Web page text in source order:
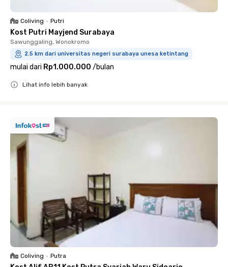
Coliving • Putri
Kost Putri Mayjend Surabaya
Sawunggaling, Wonokromo
2.5 km dari universitas negeri surabaya unesa ketintang
mulai dari Rp1.000.000 /bulan
Lihat info lebih banyak
Coliving • Putra